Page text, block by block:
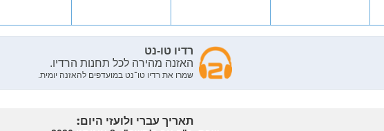
תאריך עברי ולועזי היום: